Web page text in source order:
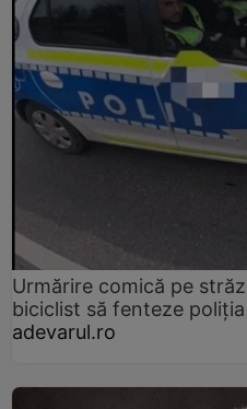
Urmărire comică pe
biciclist să fenteze
adevarul.ro